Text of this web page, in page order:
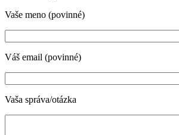
Vaše meno (povinné)
Váš email (povinné)
Vaša správa/otázka